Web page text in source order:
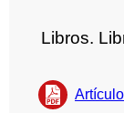
Libros.